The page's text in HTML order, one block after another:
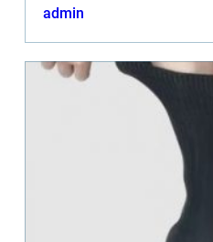
admin